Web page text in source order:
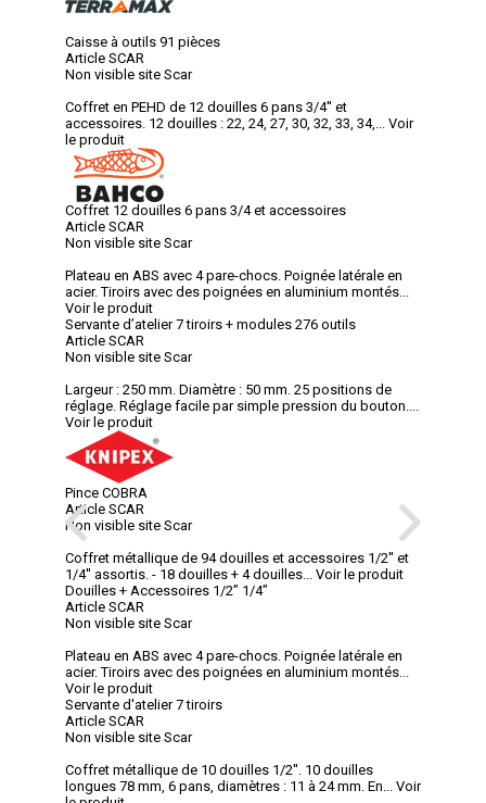
Caisse à outils 91 pièces
Article SCAR
Non visible site Scar
Coffret en PEHD de 12 douilles 6 pans 3/4'' et
accessoires. 12 douilles : 22, 24, 27, 30, 32, 33, 34,...
Voir
le produit
Coffret 12 douilles 6 pans 3/4 et accessoires
Article SCAR
Non visible site Scar
Plateau en ABS avec 4 pare-chocs. Poignée latérale en
acier. Tiroirs avec des poignées en aluminium montés...
Voir le produit
Servante d’atelier 7 tiroirs + modules 276 outils
Article SCAR
Non visible site Scar
Largeur : 250 mm. Diamètre : 50 mm. 25 positions de
réglage. Réglage facile par simple pression du bouton....
Voir le produit
Pince COBRA
Article SCAR
Non visible site Scar
Coffret métallique de 94 douilles et accessoires 1/2'' et
1/4'' assortis. - 18 douilles + 4 douilles...
Voir le produit
Douilles + Accessoires 1/2’’ 1/4’’
Article SCAR
Non visible site Scar
Plateau en ABS avec 4 pare-chocs. Poignée latérale en
acier. Tiroirs avec des poignées en aluminium montés...
Voir le produit
Servante d'atelier 7 tiroirs
Article SCAR
Non visible site Scar
Coffret métallique de 10 douilles 1/2''. 10 douilles
longues 78 mm, 6 pans, diamètres : 11 à 24 mm. En...
Voir